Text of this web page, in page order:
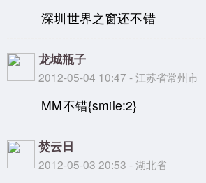
深圳世界之窗还不错
龙城瓶子
2012-05-04 10:47 - 江苏省常州市
MM不错{smile:2}
焚云日
2012-05-03 20:53 - 湖北省